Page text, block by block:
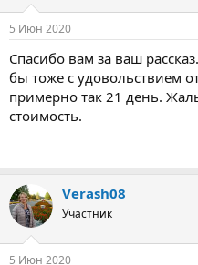
5 Июн 2020
Спасибо вам за ваш
бы тоже с удовольствием
примерно так 21 день.
стоимость.
Verash08
Участник
5 Июн 2020